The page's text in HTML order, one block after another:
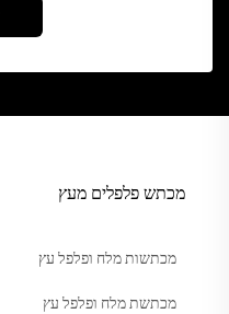
מכתש פלפלים מעץ
מכתשות מלח ופלפל עץ
מכתשת מלח ופלפל עץ